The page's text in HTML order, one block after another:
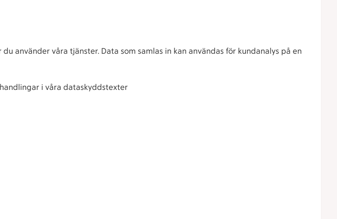
använder våra tjänster. Data som samlas in kan användas för kundanalys på en
i våra dataskyddstexter